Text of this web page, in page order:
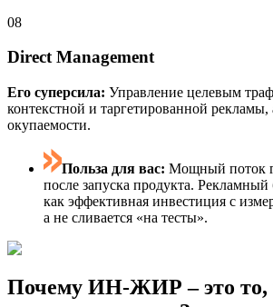
08
Direct Management
Его суперсила: Управление целевым
контекстной и таргетированной рекламы,
окупаемости.
Польза для вас: Мощный поток
после запуска продукта. Рекламный
как эффективная инвестиция с
а не сливается «на тесты».
Почему ИН-ЖИР – это то,